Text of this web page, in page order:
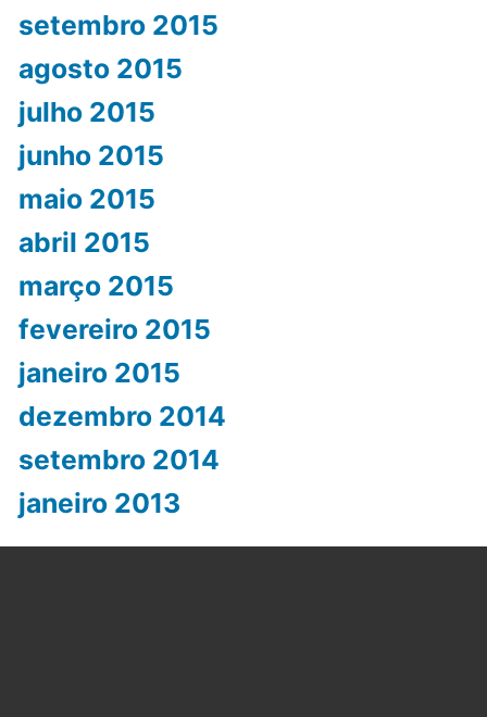
setembro 2015
agosto 2015
julho 2015
junho 2015
maio 2015
abril 2015
março 2015
fevereiro 2015
janeiro 2015
dezembro 2014
setembro 2014
janeiro 2013